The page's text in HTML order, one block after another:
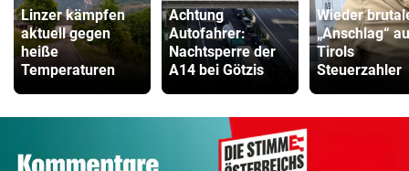
Linzer kämpfen
aktuell gegen
heiße
Temperaturen
Achtung
Autofahrer:
Nachtsperre der
A14 bei Götzis
Wieder
„Anschlag“
Tirols
Steuerzahler